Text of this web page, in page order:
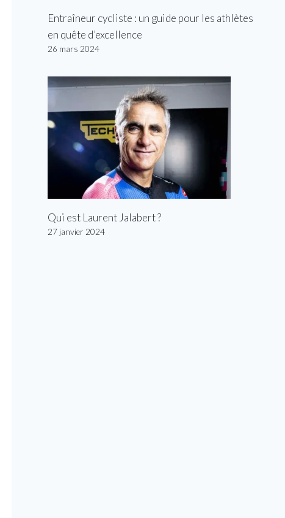
Entraîneur cycliste : un guide pour les athlètes
en quête d’excellence
26 mars 2024
Qui est Laurent Jalabert ?
27 janvier 2024